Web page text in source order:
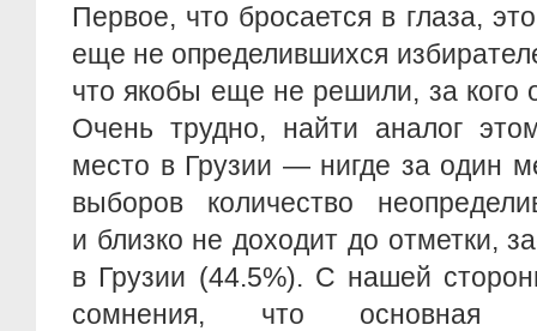
Первое, что бросается в глаза,
еще не определившихся
что якобы еще не решили, за кого
Очень трудно, найти аналог
место в Грузии — нигде за один
выборов количество
и близко не доходит до отметки,
в Грузии (44.5%). С нашей
сомнения, что